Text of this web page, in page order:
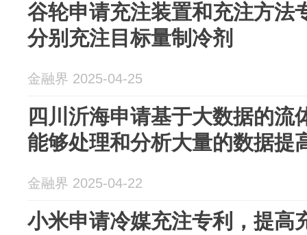
谷轮申请充注装置和充注方法
分别充注目标量制冷剂
金融界 2025-04-25
四川沂海申请基于大数据的流
能够处理和分析大量的数据提
金融界 2025-04-22
小米申请冷媒充注专利，提高